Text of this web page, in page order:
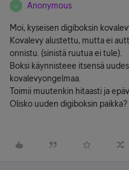
A Anonymous
Moi, kyseisen digiboksin
Kovalevy alustettu, mutta ei
onnistu. (sinistä ruutua ei tule).
Boksi käynnisteee itsensä
kovalevyongelmaa.
Toimii muutenkin hitaasti ja
Olisko uuden digiboksin paikka?